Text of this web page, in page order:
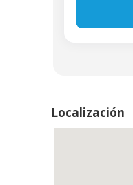
Localización